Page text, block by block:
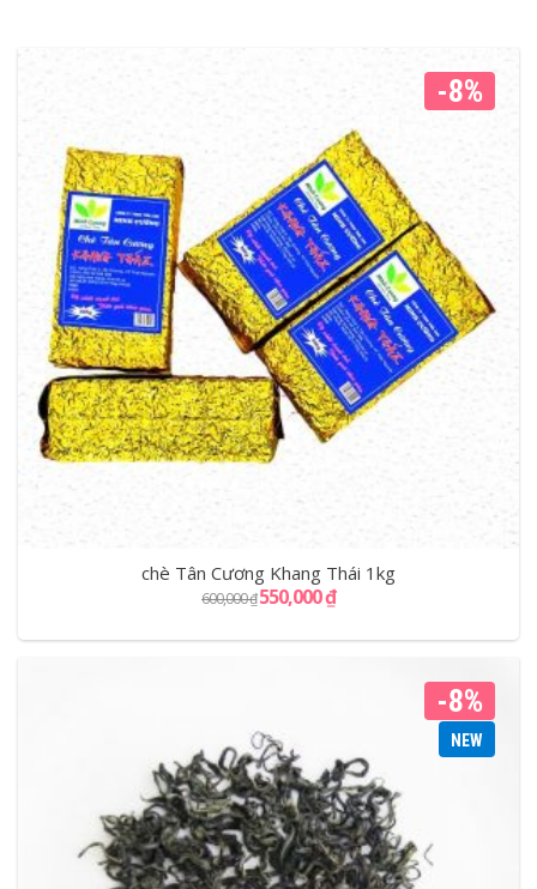
-8%
chè Tân Cương Khang Thái 1kg
600,000₫550,000₫
-8%
NEW